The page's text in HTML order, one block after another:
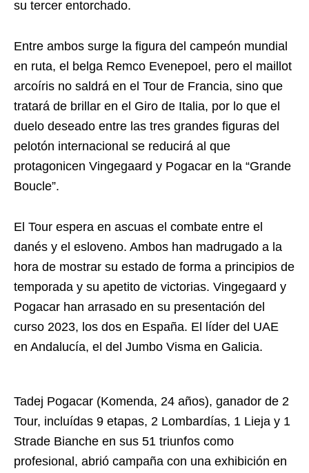
su tercer entorchado.
Entre ambos surge la figura del campeón mundial
en ruta, el belga Remco Evenepoel, pero el maillot
arcoíris no saldrá en el Tour de Francia, sino que
tratará de brillar en el Giro de Italia, por lo que el
duelo deseado entre las tres grandes figuras del
pelotón internacional se reducirá al que
protagonicen Vingegaard y Pogacar en la “Grande
Boucle”.
El Tour espera en ascuas el combate entre el
danés y el esloveno. Ambos han madrugado a la
hora de mostrar su estado de forma a principios de
temporada y su apetito de victorias. Vingegaard y
Pogacar han arrasado en su presentación del
curso 2023, los dos en España. El líder del UAE
en Andalucía, el del Jumbo Visma en Galicia.
Tadej Pogacar (Komenda, 24 años), ganador de 2
Tour, incluídas 9 etapas, 2 Lombardías, 1 Lieja y 1
Strade Bianche en sus 51 triunfos como
profesional, abrió campaña con una exhibición en